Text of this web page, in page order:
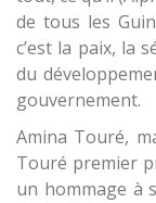
de tous les
c’est la paix, la
du
gouvernement.
Amina Touré,
Touré premier
un hommage à